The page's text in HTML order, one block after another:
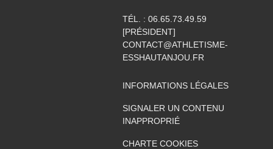
TÉL. : 06.65.73.49.59
[PRÉSIDENT]
CONTACT@ATHLETISME-
ESSHAUTANJOU.FR
INFORMATIONS LÉGALES
SIGNALER UN CONTENU
INAPPROPRIÉ
CHARTE COOKIES